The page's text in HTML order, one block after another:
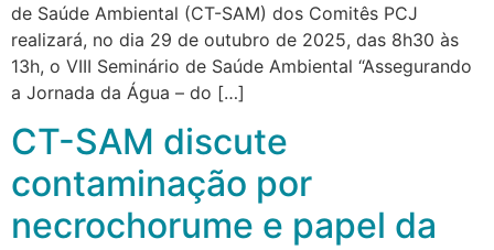
de Saúde Ambiental (CT-SAM) dos Comitês PCJ
realizará, no dia 29 de outubro de 2025, das 8h30 às
13h, o VIII Seminário de Saúde Ambiental “Assegurando
a Jornada da Água – do […]
CT-SAM discute
contaminação por
necrochorume e papel da